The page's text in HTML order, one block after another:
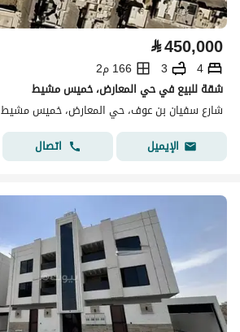
⃁450,000
4
3
166 م2
شقة للبيع في حي المعارض، خميس مشيط
شارع سفيان بن عوف، حي المعارض، خميس مشيط
الإيميل
اتصال